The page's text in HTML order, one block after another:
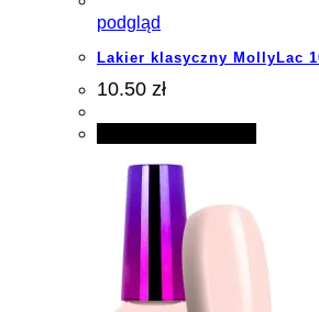
podgląd
Lakier klasyczny MollyLac
10.50 zł